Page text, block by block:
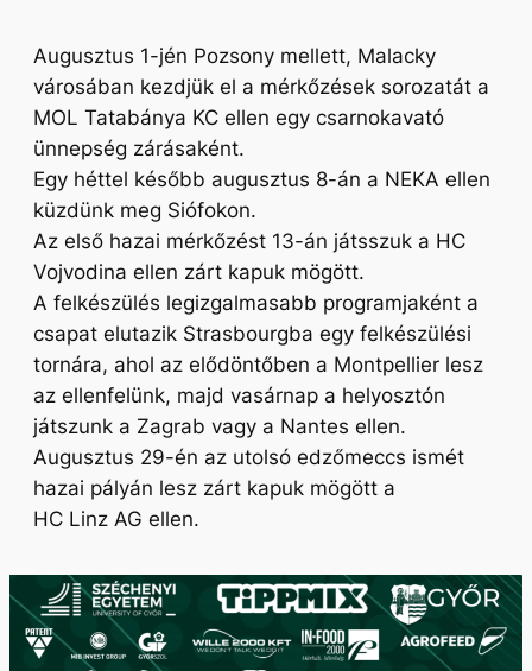
Augusztus 1-jén Pozsony mellett, Malacky
városában kezdjük el a mérkőzések sorozatát a
MOL Tatabánya KC ellen egy csarnokavató
ünnepség zárásaként.
Egy héttel később augusztus 8-án a NEKA ellen
küzdünk meg Siófokon.
Az első hazai mérkőzést 13-án játsszuk a HC
Vojvodina ellen zárt kapuk mögött.
A felkészülés legizgalmasabb programjaként a
csapat elutazik Strasbourgba egy felkészülési
tornára, ahol az elődöntőben a Montpellier lesz
az ellenfelünk, majd vasárnap a helyosztón
játszunk a Zagrab vagy a Nantes ellen.
Augusztus 29-én az utolsó edzőmeccs ismét
hazai pályán lesz zárt kapuk mögött a
HC Linz AG ellen.